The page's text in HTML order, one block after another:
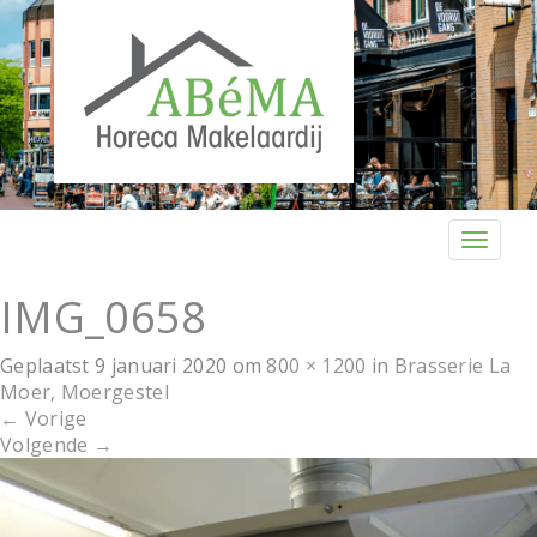
T
e
v
i
IMG_0658
Geplaatst9 januari 2020 om800 × 1200 in Brasserie La
Moer, Moergestel
← Vorige
Volgende →